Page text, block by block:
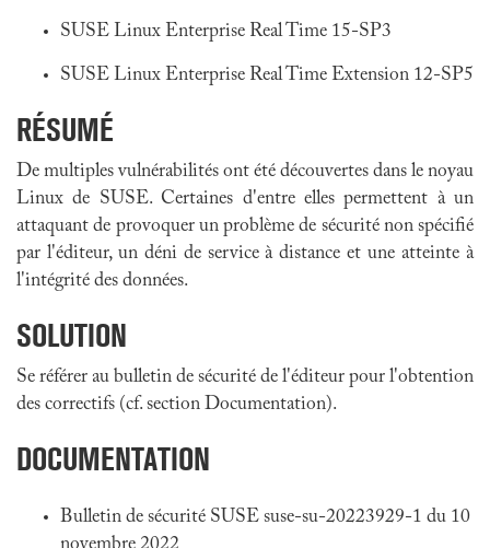
SUSE Linux Enterprise Real Time 15-SP3
SUSE Linux Enterprise Real Time Extension 12-SP5
RÉSUMÉ
De multiples vulnérabilités ont été découvertes dans le noyau
Linux de SUSE. Certaines d'entre elles permettent à un
attaquant de provoquer un problème de sécurité non spécifié
par l'éditeur, un déni de service à distance et une atteinte à
l'intégrité des données.
SOLUTION
Se référer au bulletin de sécurité de l'éditeur pour l'obtention
des correctifs (cf. section Documentation).
DOCUMENTATION
Bulletin de sécurité SUSE suse-su-20223929-1 du 10